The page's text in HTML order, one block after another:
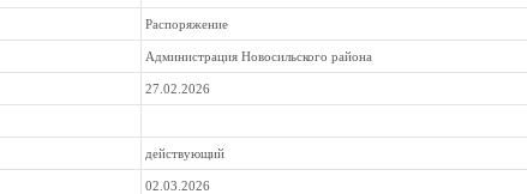
Распоряжение
Администрация Новосильского района
27.02.2026
действующий
02.03.2026